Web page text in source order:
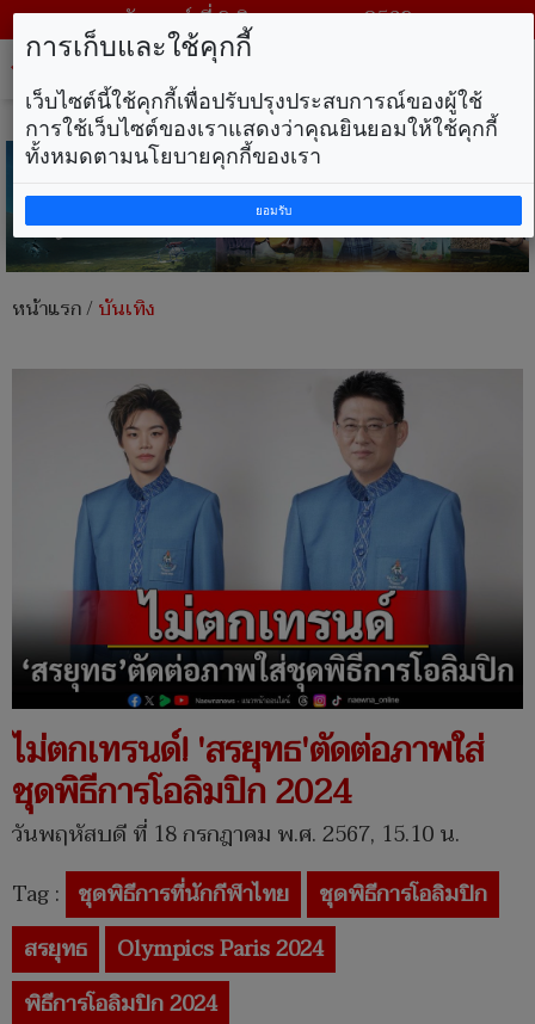
วันเสาร์ ที่ 8 สิงหาคม พ.ศ. 2569
หน้าแรก/บันเทิง
ไม่ตกเทรนด์! 'สรยุทธ'ตัดต่อภาพใส่
ชุดพิธีการโอลิมปิก 2024
วันพฤหัสบดี ที่ 18 กรกฎาคม พ.ศ. 2567, 15.10 น.
Tag : ชุดพิธีการที่นักกีฬาไทย
ชุดพิธีการโอลิมปิก
สรยุทธ
Olympics Paris 2024
พิธีการโอลิมปิก 2024
การเก็บและใช้คุกกี้
เว็บไซต์นี้ใช้คุกกี้เพื่อปรับปรุงประสบการณ์ของผู้ใช้
การใช้เว็บไซต์ของเราแสดงว่าคุณยินยอมให้ใช้คุกกี้
ทั้งหมดตามนโยบายคุกกี้ของเรา
ยอมรับ